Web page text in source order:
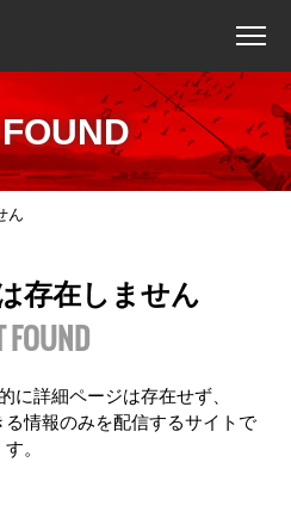
ん
存在しません
FOUND
に詳細ページは存在せず、
情報のみを配信するサイトで
す。